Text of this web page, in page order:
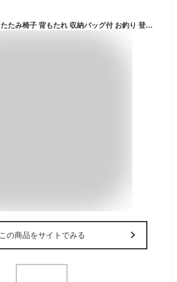
アウトドアチェア 折りたたみ椅子 背もたれ 収納バッグ付 お釣り 登山 キャンプ ピクニック バーベキュー 室内 野外イベント コンパクトチェア
この商品をサイトでみる